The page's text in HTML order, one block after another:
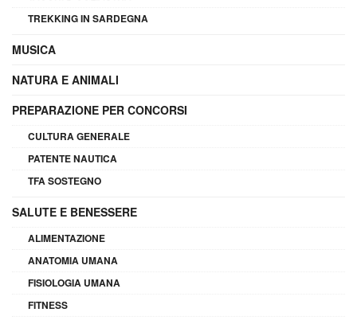
TREKKING IN SARDEGNA
MUSICA
NATURA E ANIMALI
PREPARAZIONE PER CONCORSI
CULTURA GENERALE
PATENTE NAUTICA
TFA SOSTEGNO
SALUTE E BENESSERE
ALIMENTAZIONE
ANATOMIA UMANA
FISIOLOGIA UMANA
FITNESS